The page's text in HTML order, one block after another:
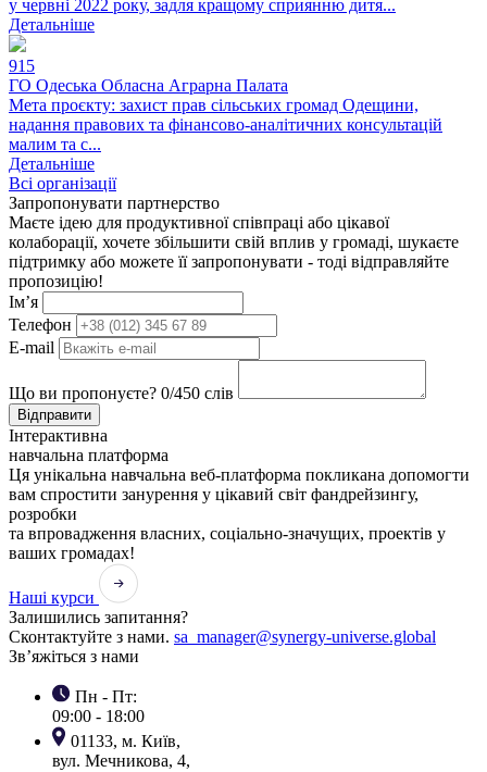
у червні 2022 року, задля кращому сприянню дитя...
Детальніше
915
ГО Одеська Обласна Аграрна Палата
Мета проєкту: захист прав сільських громад Одещини,
надання правових та фінансово-аналітичних консультацій
малим та с...
Детальніше
Всі організації
Запропонувати партнерство
Маєте ідею для продуктивної співпраці або цікавої
колаборації, хочете збільшити свій вплив у громаді, шукаєте
підтримку або можете її запропонувати - тоді відправляйте
пропозицію!
Ім’я
Телефон
E-mail
Що ви пропонуєте? 0/450 слів
Відправити
Інтерактивна
навчальна платформа
Ця унікальна навчальна веб-платформа покликана допомогти
вам спростити занурення у цікавий світ фандрейзингу,
розробки
та впровадження власних, соціально-значущих, проектів у
ваших громадах!
Наші курси
Залишились запитання?
Сконтактуйте з нами. sa_manager@synergy-universe.global
Зв’яжіться з нами
Пн - Пт:
09:00 - 18:00
01133, м. Київ,
вул. Мечникова, 4,